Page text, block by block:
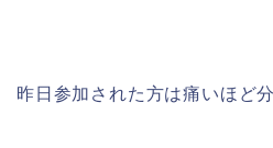
昨日参加された方は痛いほど